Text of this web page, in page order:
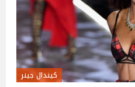
كيندال جينر